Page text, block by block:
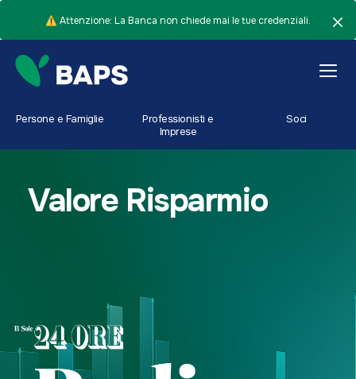
⚠️ Attenzione: La Banca non chiede mai le tue credenziali.
Persone e Famiglie
Professionisti e
Imprese
Soci
Valore Risparmio